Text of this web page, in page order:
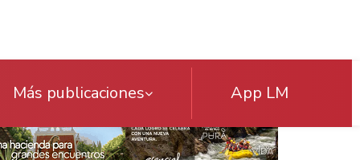
Más publicaciones App LM